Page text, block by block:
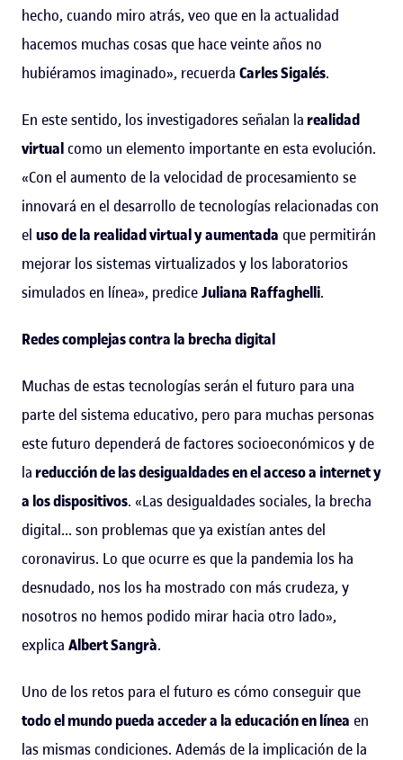
hecho, cuando miro atrás, veo que en la actualidad
hacemos muchas cosas que hace veinte años no
hubiéramos imaginado», recuerda Carles Sigalés.
En este sentido, los investigadores señalan la realidad
virtualcomo un elemento importante en esta evolución.
«Con el aumento de la velocidad de procesamiento se
innovará en el desarrollo de tecnologías relacionadas con
el uso de la realidad virtual y aumentada que permitirán
mejorar los sistemas virtualizados y los laboratorios
simulados en línea», prediceJuliana Raffaghelli.
Redes complejas contra la brecha digital
Muchas de estas tecnologías serán el futuro para una
parte del sistema educativo, pero para muchas personas
este futuro dependerá de factores socioeconómicos y de
la reducción de las desigualdades en el acceso a internet y
a los dispositivos. «Las desigualdades sociales, la brecha
digital... son problemas que ya existían antes del
coronavirus. Lo que ocurre es que la pandemia los ha
desnudado, nos los ha mostrado con más crudeza, y
nosotros no hemos podido mirar hacia otro lado»,
explica Albert Sangrà.
Uno de los retos para el futuro es cómo conseguir que
todo el mundo pueda acceder a la educación en línea en
las mismas condiciones. Además de la implicación de la